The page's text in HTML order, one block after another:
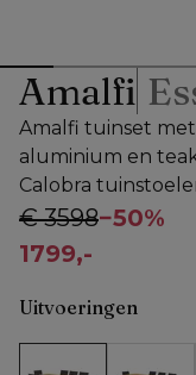
Amalfi
Amalfi tuinset
aluminium en
Calobra
€ 3598−50%
1799,-
Uitvoeringen